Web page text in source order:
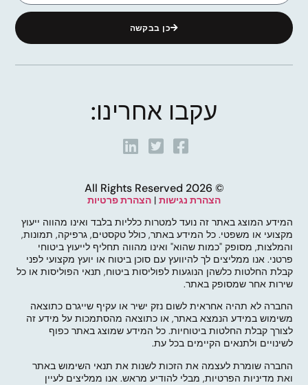
כן בבקשה
עקבו אחרינו:
© 2026 All Rights Reserved
הצהרת נגישות | הצהרת פרטיות
המידע המוצג באתר זה נועד למטרות כלליות בלבד ואינו מהווה ייעוץ
מקצועי או משפטי. כל המידע באתר, כולל טקסטים, גרפיקה, תמונות,
והמלצות, מסופק "כמות שהוא" ואינו מהווה תחליף לייעוץ ביטוחי
פרטני. אנו ממליצים לך להיוועץ עם סוכן ביטוח או יועץ מקצועי לפני
קבלת החלטות כלשהן הנוגעות לפוליסות ביטוח, תנאי הפוליסות או כל
שירות אחר שמסופק באתר.
החברה לא תהיה אחראית לשום נזק ישיר או עקיף שייגרם כתוצאה
משימוש במידע הנמצא באתר, או כתוצאה מהסתמכות על מידע זה
לצורך קבלת החלטות ביטוחיות. כל המידע שמוצג באתר כפוף
לשינויים ולתנאים הקיימים בכל עת.
החברה שומרת לעצמה את הזכות לשנות את תנאי השימוש באתר
ואת מדיניות הפרטיות, מבלי להודיע מראש. אנו ממליצים לעיין